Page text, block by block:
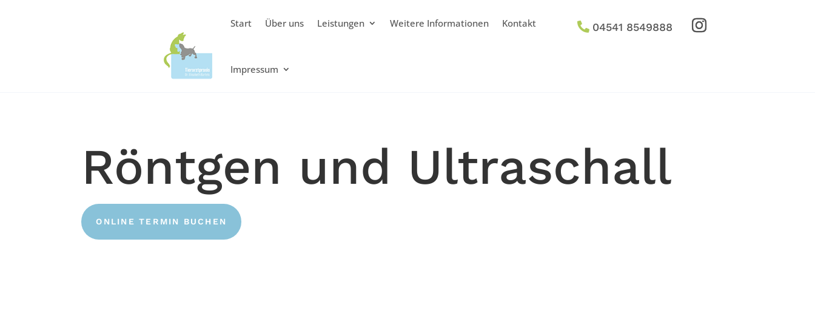
Start Über uns Leistungen Weitere Informationen Kontakt
Impressum
 04541 8549888
Röntgen und Ultraschall
ONLINE TERMIN BUCHEN